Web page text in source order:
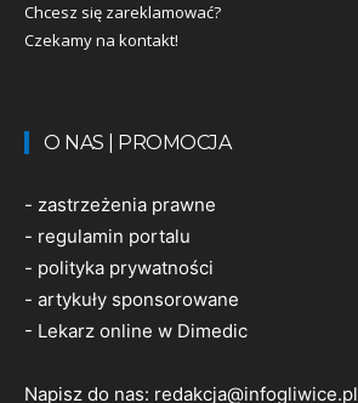
Chcesz się zareklamować?
Czekamy na kontakt!
O NAS | PROMOCJA
- zastrzeżenia prawne
- regulamin portalu
- polityka prywatności
- artykuły sponsorowane
- Lekarz online w Dimedic
Napisz do nas: redakcja@infogliwice.pl